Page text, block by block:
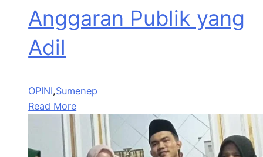
Anggaran Publik yang
Adil
OPINI,Sumenep
Read More